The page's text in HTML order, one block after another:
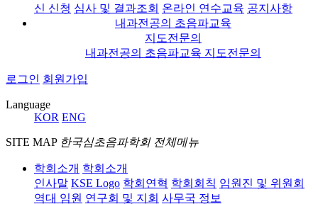
신 신청 심사 및 결과조회 온라인 연수교육 공지사항
내과전공의 초음파교육
지도전문의
내과전공의 초음파교육 지도전문의
로그인 회원가입
Language
KOR ENG
SITE MAP 한국심초음파학회 전체메뉴
학회소개 학회소개
인사말 KSE Logo 학회연혁 학회회칙 임원진 및 위원회
역대 임원 연구회 및 지회 사무국 정보